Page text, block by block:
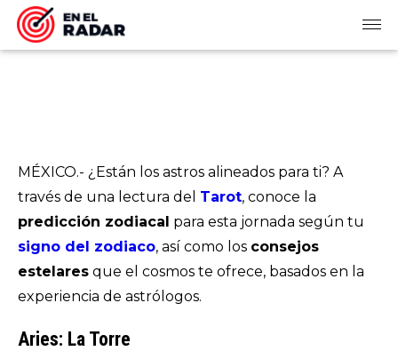
MÉXICO.- ¿Están los astros alineados para ti? A
través de una lectura del Tarot, conoce la
predicción zodiacal para esta jornada según tu
signo del zodiaco, así como los consejos
estelares que el cosmos te ofrece, basados en la
experiencia de astrólogos.
Aries: La Torre